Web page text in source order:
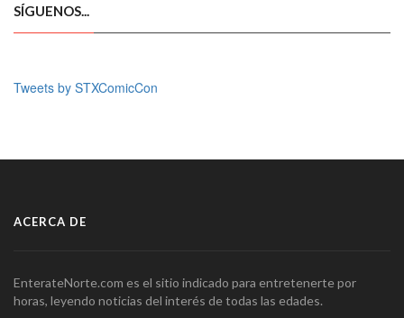
SÍGUENOS...
Tweets by STXComicCon
ACERCA DE
EnterateNorte.com es el sitio indicado para entretenerte por
horas, leyendo noticias del interés de todas las edades.